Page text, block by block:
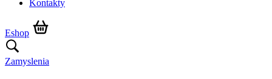
Kontakty
Eshop
Zamyslenia